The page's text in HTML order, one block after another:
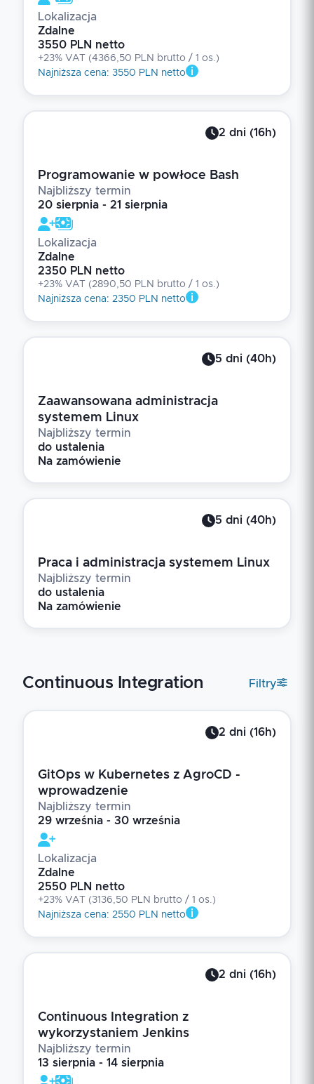
Lokalizacja
Zdalne
3550 PLN netto
+23% VAT (4366,50 PLN brutto / 1 os.)
Najniższa cena: 3550 PLN netto
2 dni (16h)
Programowanie w powłoce Bash
Najbliższy termin
20 sierpnia - 21 sierpnia
Lokalizacja
Zdalne
2350 PLN netto
+23% VAT (2890,50 PLN brutto / 1 os.)
Najniższa cena: 2350 PLN netto
5 dni (40h)
Zaawansowana administracja
systemem Linux
Najbliższy termin
do ustalenia
Na zamówienie
5 dni (40h)
Praca i administracja systemem Linux
Najbliższy termin
do ustalenia
Na zamówienie
Continuous Integration Filtry
2 dni (16h)
GitOps w Kubernetes z AgroCD -
wprowadzenie
Najbliższy termin
29 września - 30 września
Lokalizacja
Zdalne
2550 PLN netto
+23% VAT (3136,50 PLN brutto / 1 os.)
Najniższa cena: 2550 PLN netto
2 dni (16h)
Continuous Integration z
wykorzystaniem Jenkins
Najbliższy termin
13 sierpnia - 14 sierpnia